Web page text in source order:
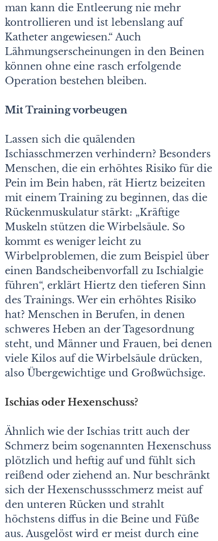
man kann die Entleerung nie mehr
kontrollieren und ist lebenslang auf
Katheter angewiesen.“ Auch
Lähmungserscheinungen in den Beinen
können ohne eine rasch erfolgende
Operation bestehen bleiben.
Mit Training vorbeugen
Lassen sich die quälenden
Ischiasschmerzen verhindern? Besonders
Menschen, die ein erhöhtes Risiko für die
Pein im Bein haben, rät Hiertz beizeiten
mit einem Training zu beginnen, das die
Rückenmuskulatur stärkt: „Kräftige
Muskeln stützen die Wirbelsäule. So
kommt es weniger leicht zu
Wirbelproblemen, die zum Beispiel über
einen Bandscheibenvorfall zu Ischialgie
führen“, erklärt Hiertz den tieferen Sinn
des Trainings. Wer ein erhöhtes Risiko
hat? Menschen in Berufen, in denen
schweres Heben an der Tagesordnung
steht, und Männer und Frauen, bei denen
viele Kilos auf die Wirbelsäule drücken,
also Übergewichtige und Großwüchsige.
Ischias oder Hexenschuss?
Ähnlich wie der Ischias tritt auch der
Schmerz beim sogenannten Hexenschuss
plötzlich und heftig auf und fühlt sich
reißend oder ziehend an. Nur beschränkt
sich der Hexenschussschmerz meist auf
den unteren Rücken und strahlt
höchstens diffus in die Beine und Füße
aus. Ausgelöst wird er meist durch eine